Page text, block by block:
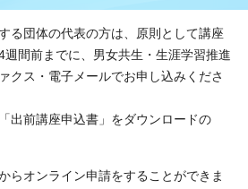
る団体の代表の方は、原則として講座
週間前までに、男女共生・生涯学習推進
クス・電子メールでお申し込みくださ
出前講座申込書」をダウンロードの
らオンライン申請をすることができま